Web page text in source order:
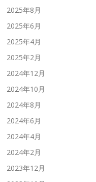
2025年8月
2025年6月
2025年4月
2025年2月
2024年12月
2024年10月
2024年8月
2024年6月
2024年4月
2024年2月
2023年12月